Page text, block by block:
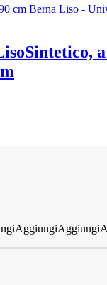
Sintetico,
AggiungiAggiungi